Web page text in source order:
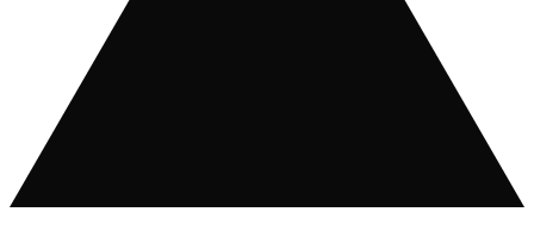
English
(öffnet in neuem